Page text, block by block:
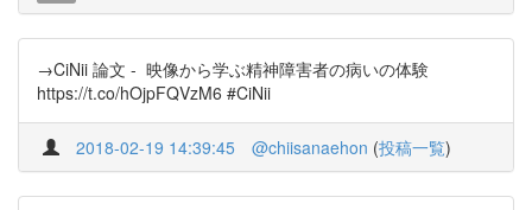
→CiNii 論文 - 映像から学ぶ精神障害者の病いの体験
https://t.co/hOjpFQVzM6 #CiNii
2018-02-19 14:39:45 @chiisanaehon (投稿一覧)